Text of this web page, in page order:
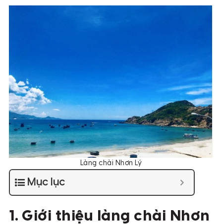
Làng chài Nhơn Lý
Mục lục
1. Giới thiệu làng chài Nhơn